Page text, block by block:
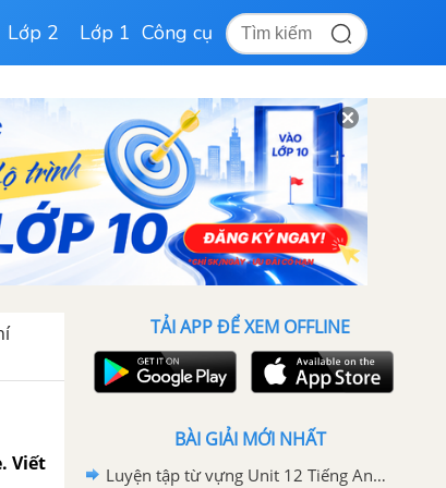
Lớp 2 Lớp 1 Công cụ
Viết
TẢI APP ĐỂ XEM OFFLINE
BÀI GIẢI MỚI NHẤT
Luyện tập từ vựng Unit 12 Tiếng Anh 9 mới